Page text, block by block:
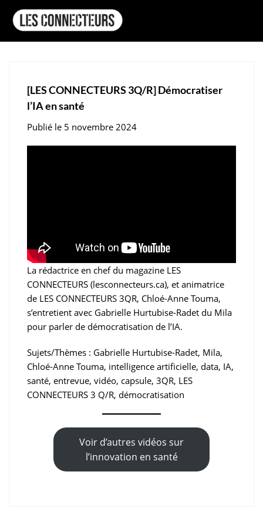
[LES CONNECTEURS 3Q/R] Démocratiser
l’IA en santé
Publié le 5 novembre 2024
La rédactrice en chef du magazine LES
CONNECTEURS (lesconnecteurs.ca), et animatrice
de LES CONNECTEURS 3QR, Chloé-Anne Touma,
s’entretient avec Gabrielle Hurtubise-Radet du Mila
pour parler de démocratisation de l’IA.
Sujets/Thèmes : Gabrielle Hurtubise-Radet, Mila,
Chloé-Anne Touma, intelligence artificielle, data, IA,
santé, entrevue, vidéo, capsule, 3QR, LES
CONNECTEURS 3 Q/R, démocratisation
Voir d’autres vidéos sur
l’innovation en santé